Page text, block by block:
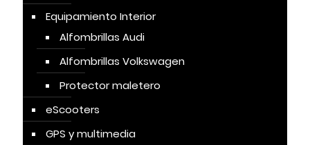
Equipamiento Interior
Alfombrillas Audi
Alfombrillas Volkswagen
Protector maletero
eScooters
GPS y multimedia